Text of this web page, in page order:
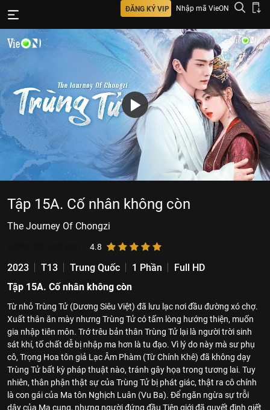
ĐĂNG KÝ VIP Nhập mã VieON
Tập 15A. Cố nhân không còn
The Journey Of Chongzi
4.8
2023 T13 Trung Quốc 1 Phần
Full HD
Tập 15A. Cố nhân không còn
Từ nhỏ Trùng Tử (Dương Siêu Việt) đã lưu lạc nơi đầu đường xó chợ.
Xuất thân ăn mày nhưng Trùng Tử có tấm lòng hướng thiện, muốn
gia nhập tiên môn. Trớ trêu bản thân Trùng Tử lại là người trời sinh
sát khí, tố chất dễ bị nhập ma hơn là tu đạo. Vì lý do này mà sư phụ
cô, Trọng Hoa tôn giả Lạc Âm Phàm (Từ Chính Khê) đã không dạy
Trùng Tử bất kỳ pháp thuật nào, tránh gây họa trong tương lai. Tuy
nhiên, thân phận thật sự của Trùng Tử bị phát giác, thật ra cô chính
là con gái của Ma tôn Nghịch Luân (Vu Ba). Để ngăn ngừa sự trỗi
dậy của Ma cung, nhưng người đứng đầu Tiên giới đã quyết định giết